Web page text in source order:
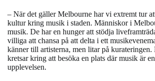
– När det gäller Melbourne har vi extremt tur
kultur kring musik i staden. Människor i
musik. De har en hunger att stödja
villiga att chansa på att delta i ett
känner till artisterna, men litar på
kretsar kring att besöka en plats där musik är
upplevelsen.